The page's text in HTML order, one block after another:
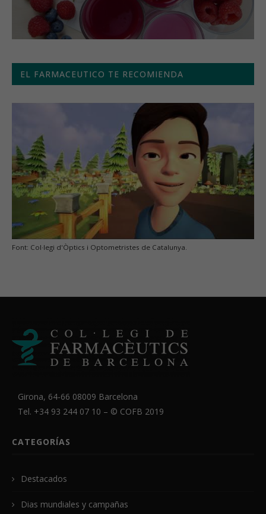
EL FARMACEUTICO TE RECOMIENDA
Font: Col·legi d'Òptics i Optometristes de Catalunya.
Girona, 64-66 08009 Barcelona
Tel. +34 93 244 07 10 – © COFB 2019
CATEGORÍAS
Destacados
Dias mundiales y campañas